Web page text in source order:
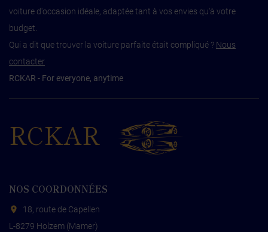
voiture d'occasion idéale, adaptée tant à vos envies qu'à votre
budget.
Qui a dit que trouver la voiture parfaite était compliqué ? Nous
contacter
RCKAR - For everyone, anytime
RCKAR
NOS COORDONNÉES
18, route de Capellen
L-8279 Holzem (Mamer)